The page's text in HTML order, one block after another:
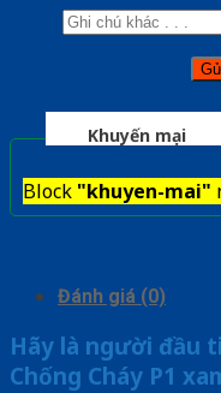
Khuyến mại
Block "khuyen-mai"
Đánh giá (0)
Hãy là người đầu
Chống Cháy P1